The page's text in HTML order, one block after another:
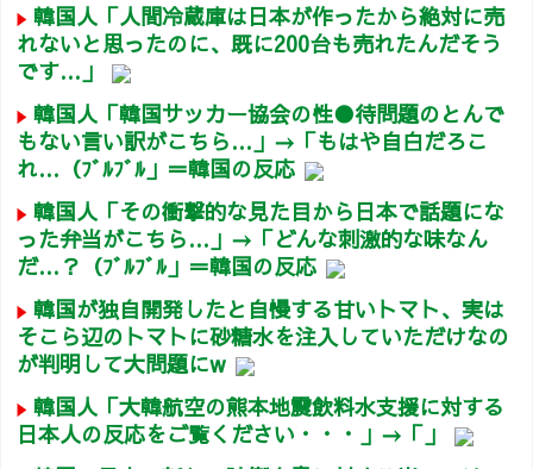
韓国人「人間冷蔵庫は日本が作ったから絶対に売
れないと思ったのに、既に200台も売れたんだそう
です…」
韓国人「韓国サッカー協会の性●待問題のとんで
もない言い訳がこちら…」→「もはや自白だろこ
れ…（ﾌﾞﾙﾌﾞﾙ」＝韓国の反応
韓国人「その衝撃的な見た目から日本で話題にな
った弁当がこちら…」→「どんな刺激的な味なん
だ…？（ﾌﾞﾙﾌﾞﾙ」＝韓国の反応
韓国が独自開発したと自慢する甘いトマト、実は
そこら辺のトマトに砂糖水を注入していただけなの
が判明して大問題にw
韓国人「大韓航空の熊本地震飲料水支援に対する
日本人の反応をご覧ください・・・」→「」